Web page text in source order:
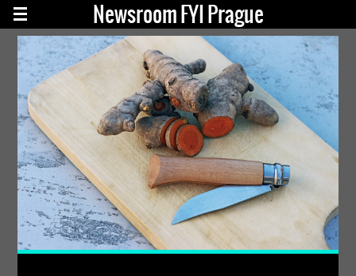
Newsroom FYI Prague